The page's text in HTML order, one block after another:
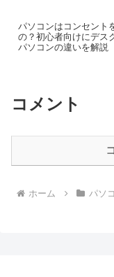
パソコンはコンセント
の？初心者向けにデス
パソコンの違いを解説
コメント
ホーム パソ